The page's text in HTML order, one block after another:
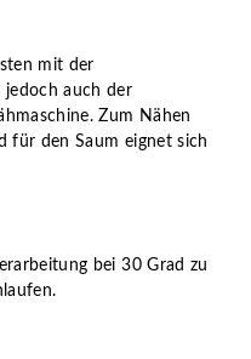
mit der
jedoch auch der
Zum Nähen
für den Saum eignet sich
bei 30 Grad zu